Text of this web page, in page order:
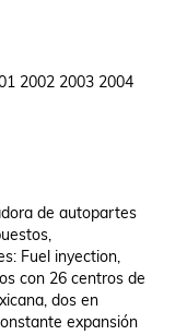
2002 2003 2004
de autopartes
Fuel inyection,
con 26 centros de
dos en
expansión